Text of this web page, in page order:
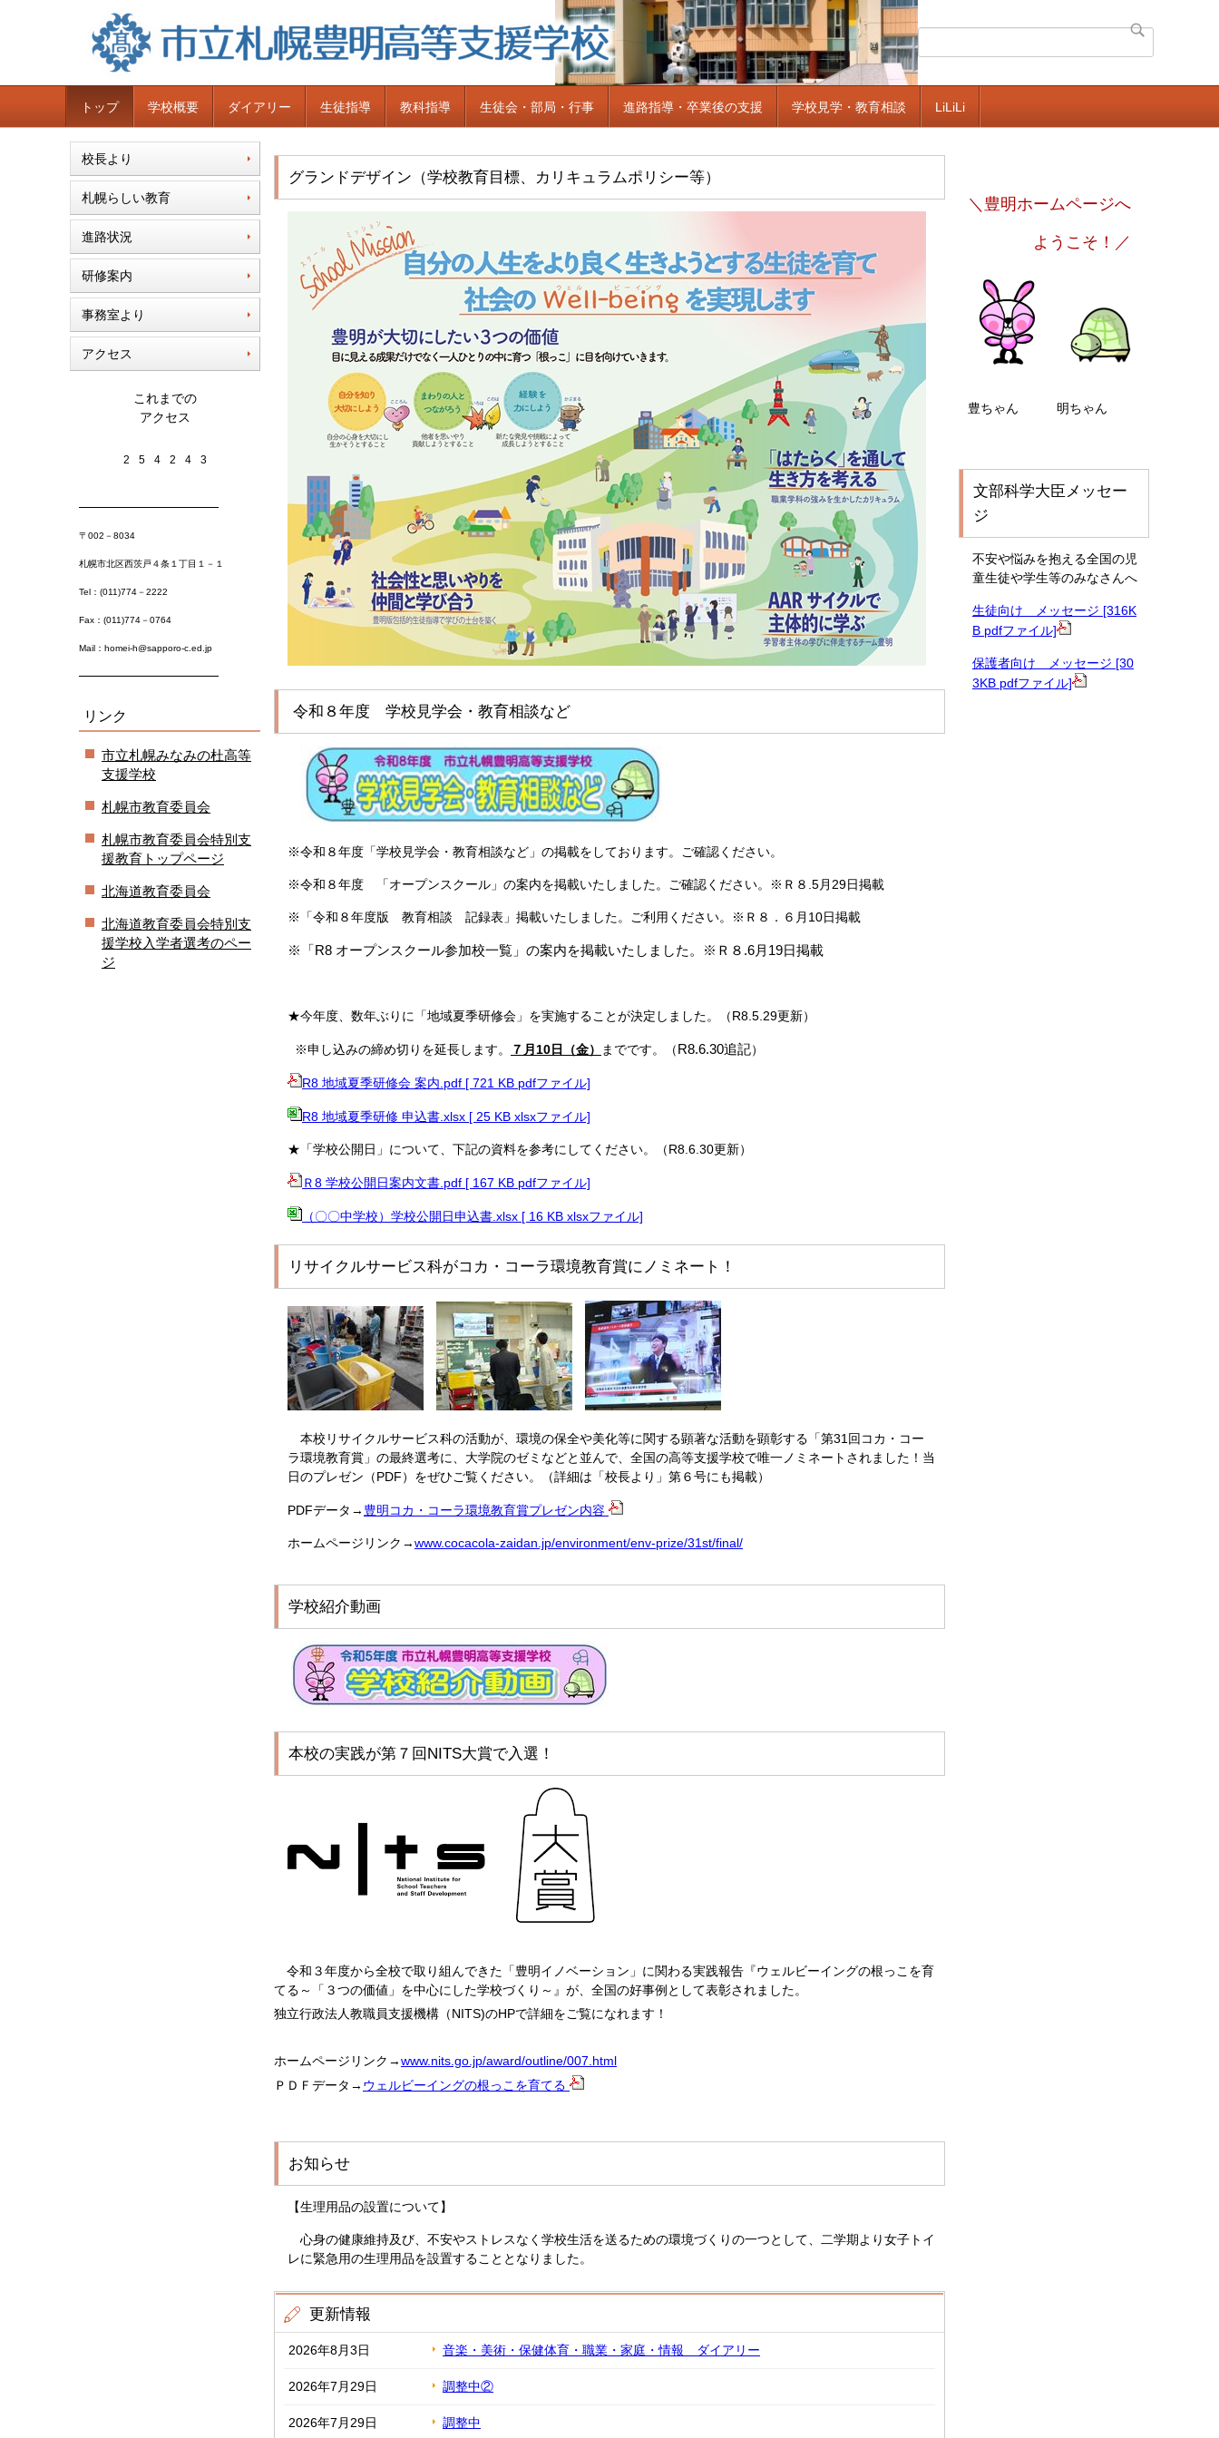
トップ 学校概要 ダイアリー 生徒指導 教科指導 生徒会・部局・行事 進路指導・卒業後の支援 学校見学・教育相談 LiLiLi
校長より
札幌らしい教育
進路状況
研修案内
事務室より
アクセス
これまでの
アクセス
2 5 4 2 4 3
〒002－8034
札幌市北区西茨戸４条１丁目１－１
Tel：(011)774－2222
Fax：(011)774－0764
Mail：homei-h@sapporo-c.ed.jp
リンク
市立札幌みなみの杜高等
支援学校
札幌市教育委員会
札幌市教育委員会特別支
援教育トップページ
北海道教育委員会
北海道教育委員会特別支
援学校入学者選考のペー
ジ
グランドデザイン（学校教育目標、カリキュラムポリシー等）
令和８年度 学校見学会・教育相談など
※令和８年度「学校見学会・教育相談など」の掲載をしております。ご確認ください。
※令和８年度 「オープンスクール」の案内を掲載いたしました。ご確認ください。※Ｒ８.5月29日掲載
※「令和８年度版 教育相談 記録表」掲載いたしました。ご利用ください。※Ｒ８．６月10日掲載
※「R8 オープンスクール参加校一覧」の案内を掲載いたしました。※Ｒ８.6月19日掲載
★今年度、数年ぶりに「地域夏季研修会」を実施することが決定しました。（R8.5.29更新）
※申し込みの締め切りを延長します。 ７月10日（金） までです。（R8.6.30追記）
R8 地域夏季研修会 案内.pdf [ 721 KB pdfファイル]
R8 地域夏季研修 申込書.xlsx [ 25 KB xlsxファイル]
★「学校公開日」について、下記の資料を参考にしてください。（R8.6.30更新）
Ｒ8 学校公開日案内文書.pdf [ 167 KB pdfファイル]
（〇〇中学校）学校公開日申込書.xlsx [ 16 KB xlsxファイル]
リサイクルサービス科がコカ・コーラ環境教育賞にノミネート！
本校リサイクルサービス科の活動が、環境の保全や美化等に関する顕著な活動を顕彰する「第31回コカ・コー
ラ環境教育賞」の最終選考に、大学院のゼミなどと並んで、全国の高等支援学校で唯一ノミネートされました！当
日のプレゼン（PDF）をぜひご覧ください。（詳細は「校長より」第６号にも掲載）
PDFデータ→ 豊明コカ・コーラ環境教育賞プレゼン内容
ホームページリンク→www.cocacola-zaidan.jp/environment/env-prize/31st/final/
学校紹介動画
本校の実践が第７回NITS大賞で入選！
令和３年度から全校で取り組んできた「豊明イノベーション」に関わる実践報告『ウェルビーイングの根っこを育
てる～「３つの価値」を中心にした学校づくり～』が、全国の好事例として表彰されました。
独立行政法人教職員支援機構（NITS)のHPで詳細をご覧になれます！
ホームページリンク→www.nits.go.jp/award/outline/007.html
ＰＤＦデータ→ ウェルビーイングの根っこを育てる
お知らせ
【生理用品の設置について】
心身の健康維持及び、不安やストレスなく学校生活を送るための環境づくりの一つとして、二学期より女子トイ
レに緊急用の生理用品を設置することとなりました。
更新情報
2026年8月3日 音楽・美術・保健体育・職業・家庭・情報 ダイアリー
2026年7月29日 調整中②
2026年7月29日 調整中
＼豊明ホームページへ
ようこそ！／
豊ちゃん 明ちゃん
文部科学大臣メッセー
ジ
不安や悩みを抱える全国の児
童生徒や学生等のみなさんへ
生徒向け メッセージ [316K
B pdfファイル]
保護者向け メッセージ [30
3KB pdfファイル]